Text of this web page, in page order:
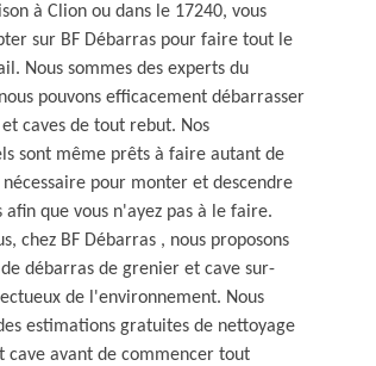
à Clion ou dans le 17240, vous
sur BF Débarras pour faire tout le
Nous sommes des experts du
pouvons efficacement débarrasser
caves de tout rebut. Nos
sont même prêts à faire autant de
nécessaire pour monter et descendre
afin que vous n'ayez pas à le faire.
chez BF Débarras , nous proposons
débarras de grenier et cave sur-
de l'environnement. Nous
estimations gratuites de nettoyage
cave avant de commencer tout